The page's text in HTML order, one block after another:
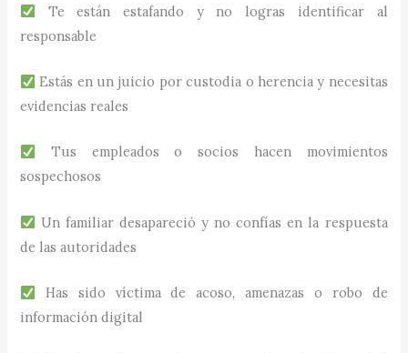
Te están estafando y no logras identificar al
responsable
Estás en un juicio por custodia o herencia y necesitas
evidencias reales
Tus empleados o socios hacen movimientos
sospechosos
Un familiar desapareció y no confías en la respuesta
de las autoridades
Has sido víctima de acoso, amenazas o robo de
información digital